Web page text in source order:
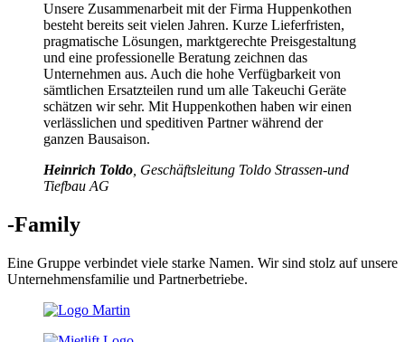
Unsere Zusammenarbeit mit der Firma Huppenkothen
besteht bereits seit vielen Jahren. Kurze Lieferfristen,
pragmatische Lösungen, marktgerechte Preisgestaltung
und eine professionelle Beratung zeichnen das
Unternehmen aus. Auch die hohe Verfügbarkeit von
sämtlichen Ersatzteilen rund um alle Takeuchi Geräte
schätzen wir sehr. Mit Huppenkothen haben wir einen
verlässlichen und speditiven Partner während der
ganzen Bausaison.
Heinrich Toldo , Geschäftsleitung Toldo Strassen-und
Tiefbau AG
-Family
Eine Gruppe verbindet viele starke Namen. Wir sind stolz auf unsere
Unternehmensfamilie und Partnerbetriebe.